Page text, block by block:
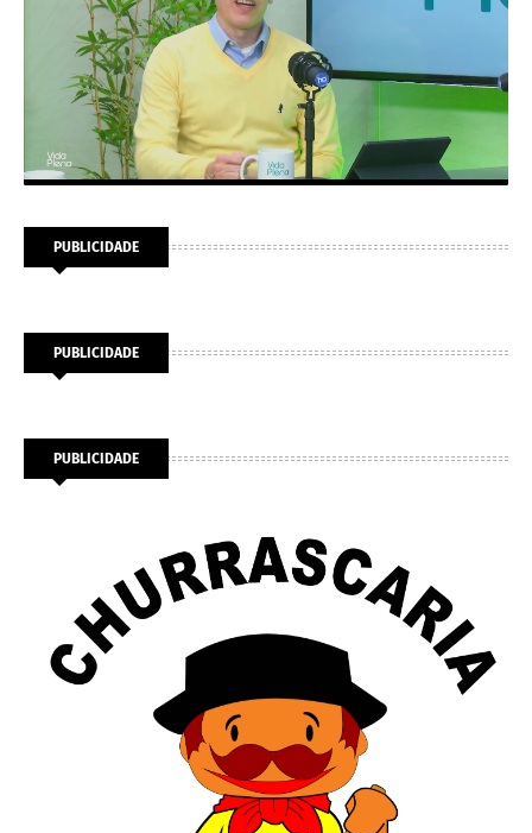
PUBLICIDADE
PUBLICIDADE
PUBLICIDADE